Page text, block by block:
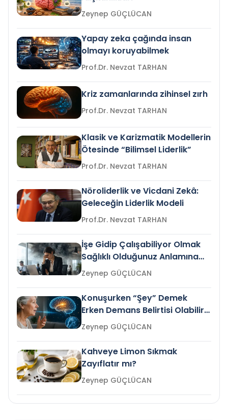
Zeynep GÜÇLÜCAN
Yapay zeka çağında insan
olmayı koruyabilmek
Prof.Dr. Nevzat TARHAN
Kriz zamanlarında zihinsel zırh
Prof.Dr. Nevzat TARHAN
Klasik ve Karizmatik Modellerin
Ötesinde “Bilimsel Liderlik”
Prof.Dr. Nevzat TARHAN
Nöroliderlik ve Vicdani Zekâ:
Geleceğin Liderlik Modeli
Prof.Dr. Nevzat TARHAN
İşe Gidip Çalışabiliyor Olmak
Sağlıklı Olduğunuz Anlamına
Gelir mi?Zeynep GÜÇLÜCAN
Konuşurken “Şey” Demek
Erken Demans Belirtisi Olabilir
mi?
Zeynep GÜÇLÜCAN
Kahveye Limon Sıkmak
Zayıflatır mı?
Zeynep GÜÇLÜCAN